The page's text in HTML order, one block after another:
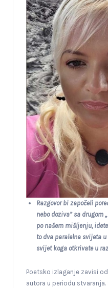
Razgovor bi započeli
nebo doziva” sa drugom
po našem mišljenju,
to dva paralelna svijeta
svijet koga otkrivate u
Poetsko izlaganje zavisi
autora u periodu